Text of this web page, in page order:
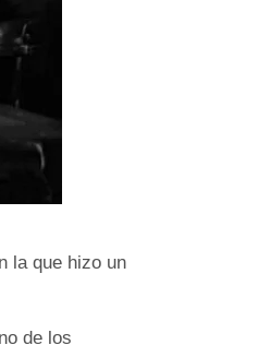
la que hizo un
de los